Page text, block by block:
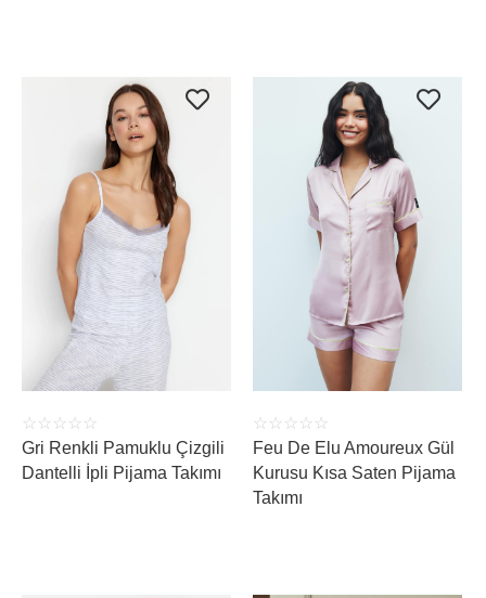
ÜRÜNÜ İNCELE
☆ ☆ ☆ ☆ ☆
Gri Renkli Pamuklu Çizgili
Dantelli İpli Pijama Takımı
ÜRÜNÜ İNCELE
☆ ☆ ☆ ☆ ☆
Feu De Elu Amoureux Gül
Kurusu Kısa Saten Pijama
Takımı